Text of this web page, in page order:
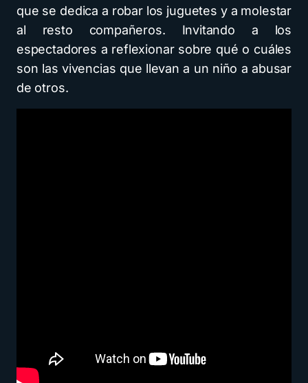
que se dedica a robar los juguetes y a molestar
al resto compañeros. Invitando a los
espectadores a reflexionar sobre qué o cuáles
son las vivencias que llevan a un niño a abusar
de otros.